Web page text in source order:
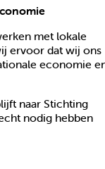
met lokale
ervoor dat wij ons
economie
naar Stichting
nodig hebben